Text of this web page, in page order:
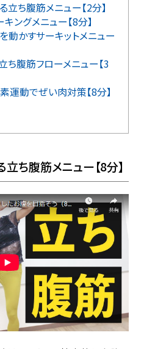
ち腹筋メニュー【2分】
ングメニュー【8分】
かすサーキットメニュー
腹筋フローメニュー【3
動でぜい肉対策【8分】
ち腹筋メニュー【8分】